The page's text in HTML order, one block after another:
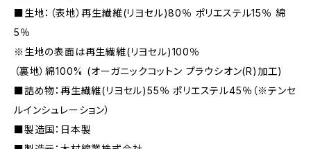
■生地：（表地）再生繊維(リヨセル)80％ ポリエステル15％ 綿
5％
※生地の表面は再生繊維(リヨセル)100％
（裏地）綿100% (オーガニックコットン プラウシオン(R)加工)
■詰め物：再生繊維(リヨセル)55％ ポリエステル45％（※テンセ
ルインシュレーション）
■製造国：日本製